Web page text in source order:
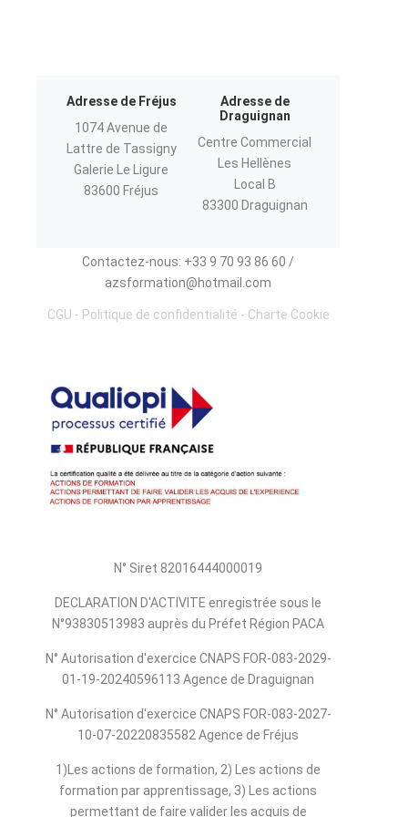
Adresse de Fréjus
1074 Avenue de
Lattre de Tassigny
Galerie Le Ligure
83600 Fréjus
Adresse de
Draguignan
Centre Commercial
Les Hellènes
Local B
83300 Draguignan
Contactez-nous: +33 9 70 93 86 60 /
azsformation@hotmail.com
CGU - Politique de confidentialité - Charte Cookie
N° Siret 82016444000019
DECLARATION D'ACTIVITE enregistrée sous le
N°93830513983 auprès du Préfet Région PACA
N° Autorisation d'exercice CNAPS FOR-083-2029-
01-19-20240596113 Agence de Draguignan
N° Autorisation d'exercice CNAPS FOR-083-2027-
10-07-20220835582 Agence de Fréjus
1)Les actions de formation, 2) Les actions de
formation par apprentissage, 3) Les actions
permettant de faire valider les acquis de